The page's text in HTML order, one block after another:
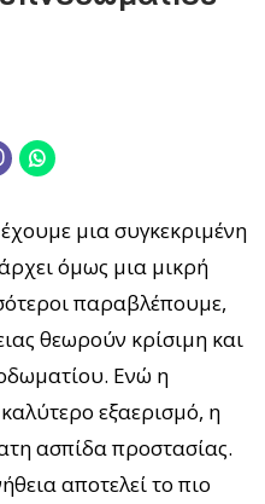
μια συγκεκριμένη
όμως μια μικρή
παραβλέπουμε,
θεωρούν κρίσιμη και
Ενώ η
εξαερισμό, η
ασπίδα προστασίας.
αποτελεί το πιο